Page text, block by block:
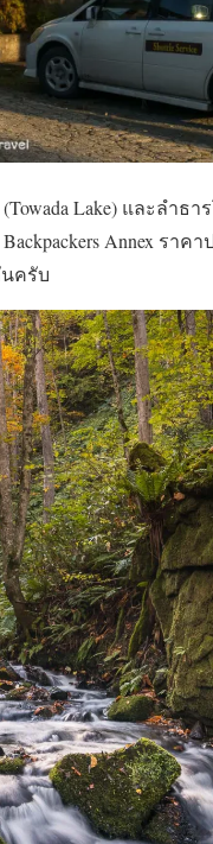
Lake) และลำธาร
Annex รา
นครับ